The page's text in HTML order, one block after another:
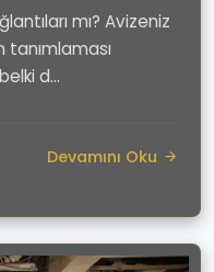
mı? Avizeniz
tanımlaması
d...
Devamını Oku